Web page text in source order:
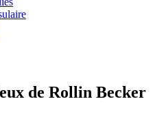
de Rollin Becker